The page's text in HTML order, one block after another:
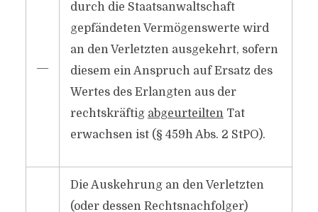
―
durch die Staatsanwaltschaft
gepfändeten Vermögenswerte wird
an den Verletzten ausgekehrt, sofern
diesem ein Anspruch auf Ersatz des
Wertes des Erlangten aus der
rechtskräftig abgeurteiltenTat
erwachsen ist (§ 459h Abs. 2 StPO).
Die Auskehrung an den Verletzten
(oder dessen Rechtsnachfolger)